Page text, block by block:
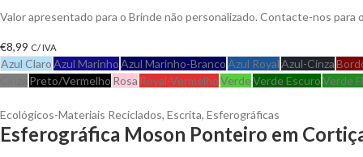
Valor apresentado para o Brinde não personalizado. Contacte-nos
€8,99 C/ IVA
Azul ClaroAzul MarinhoAzul Marinho-BrancoAzul RoyalAzul-Cinza
Preto/Vermelho Rosa Royal-VermelhoVerdeVerde EscuroVerde
Ecológicos-Materiais Reciclados, Escrita, Esferográficas
Esferográfica Moson Ponteiro em